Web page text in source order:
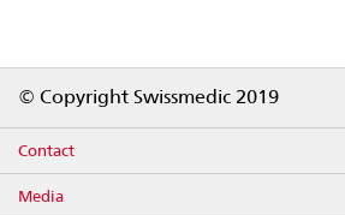
© Copyright Swissmedic 2019
Contact
Media